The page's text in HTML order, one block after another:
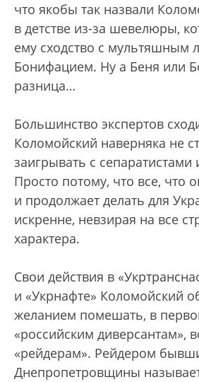
что якобы так назвали
в детстве из-за шевелюры,
ему сходство с мультяшным
Бонифацием. Ну а Беня или
разница…
Большинство экспертов
Коломойский наверняка не
заигрывать с
Просто потому, что все, что
и продолжает делать для
искренне, невзирая на все
характера.
Свои действия в
и «Укрнафте» Коломойский
желанием помешать, в
«российским диверсантам»,
«рейдерам». Рейдером
Днепропетровщины